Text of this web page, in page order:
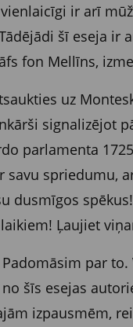
ir arī
šī eseja
fon Mellīns,
uz
signalizējot
parlamenta
spriedumu,
dusmīgos
Ļaujiet
par
šīs esejas
izpausmēm,